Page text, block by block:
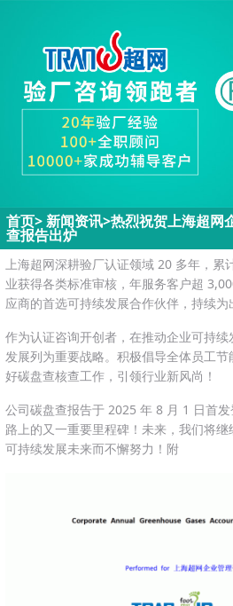
首页>新闻资讯>热烈祝贺上海超网
查报告出炉
上海超网深耕验厂认证领域 20 多年，
业获得各类标准审核，年服务客户超
应商的首选可持续发展合作伙伴，持续为
作为认证咨询开创者，在推动企业可持
发展列为重要战略。积极倡导全体员工
好碳盘查核查工作，引领行业新风尚！
公司碳盘查报告于 2025 年 8 月 1 日首
路上的又一重要里程碑！未来，我们将
可持续发展未来而不懈努力！附